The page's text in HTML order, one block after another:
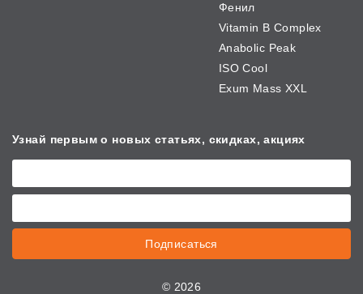
Фенил
Vitamin B Complex
Anabolic Peak
ISO Cool
Exum Mass XXL
Узнай первым о новых статьях, скидках, акциях
Подписаться
© 2026